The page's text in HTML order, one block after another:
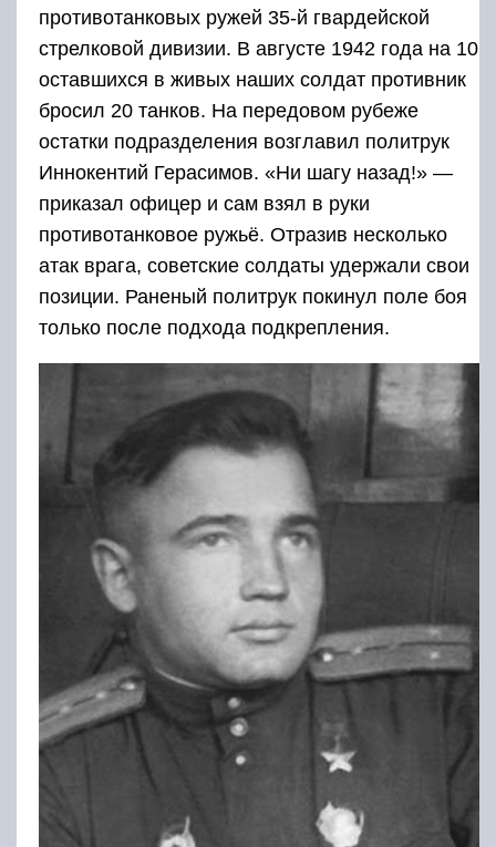
противотанковых ружей 35-й гвардейской
стрелковой дивизии. В августе 1942 года на 10
оставшихся в живых наших солдат противник
бросил 20 танков. На передовом рубеже
остатки подразделения возглавил политрук
Иннокентий Герасимов. «Ни шагу назад!» —
приказал офицер и сам взял в руки
противотанковое ружьё. Отразив несколько
атак врага, советские солдаты удержали свои
позиции. Раненый политрук покинул поле боя
только после подхода подкрепления.